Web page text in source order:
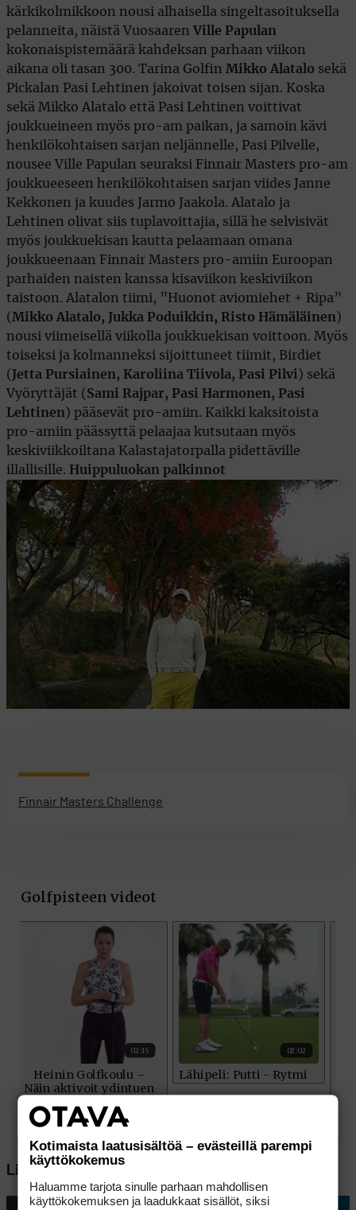
kärkikolmikkoon nousi alhaisella singeltasoituksella
pelanneita, näistä Vuosaaren Ville Papulan
kokonaispistemäärä kahdeksan parhaan viikon
aikana oli tasan 300. Tarina Golfin Mikko Alatalo sekä
Pickalan Pasi Lehtinen jakoivat toisen sijan. Koska
sekä Mikko Alatalo että Pasi Lehtinen voittivat
joukkueineen myös pro-am paikan, ja samoin kävi
henkilökohtaisen sarjan neljännelle, Pasi Pilvelle,
nousee Ville Papulan seuraksi Finnair Masters pro-am
joukkueeseen henkilökohtaisen sarjan viides Janne
Kekkonen ja kuudes Jarmo Jaakola. Alatalo ja
Lehtinen olivat siis tuplavoittajia, sillä he selvisivät
myös joukkuekisan kautta pelaamaan omana
joukkueenaan Finnair Masters pro-amiin Euroopan
parhaiden naisten kanssa kisaviikon keskiviikon
taistoon. Alatalon tiimi, ”Huonot aviomiehet + Ripa”
( Mikko Alatalo, Jukka Poduikkin, Risto Hämäläinen )
nousi viimeisellä viikolla joukkuekisan voittoon. Myös
toiseksi ja kolmanneksi sijoittuneet tiimit, Birdiet
( Jetta Pursiainen, Karoliina Tiivola, Pasi Pilvi ) sekä
Vyöryttäjät ( Sami Rajpar, Pasi Harmonen, Pasi
Lehtinen ) pääsevät pro-amiin. Kaikki kaksitoista
pro-amiin päässyttä pelaajaa kutsutaan myös
keskiviikkoiltana Kalastajatorpalla pidettäville
illallisille. Huippuluokan palkinnot
Finnair Masters Challenge
Lisää aiheesta
Kotimaista laatusisältöä – evästeillä parempi
käyttökokemus
Haluamme tarjota sinulle parhaan mahdollisen
käyttökokemuksen ja laadukkaat sisällöt, siksi